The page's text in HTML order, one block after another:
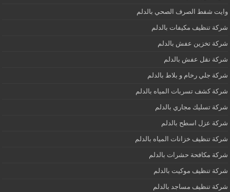
وايت شفط الصرف الصحي بالدلم
شركة تنظيف مكيفات بالدلم
شركة تخزين عفش بالدلم
شركة نقل عفش بالدلم
شركة جلي رخام و بلاط بالدلم
شركة كشف تسربات المياه بالدلم
شركة تسليك مجاري بالدلم
شركة عزل اسطح بالدلم
شركة تنظيف خزانات المياه بالدلم
شركة مكافحة حشرات بالدلم
شركة تنظيف موكيت بالدلم
شركة تنظيف مساجد بالدلم